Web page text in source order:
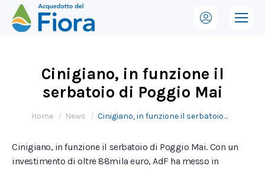
Cinigiano, in funzione il
serbatoio di Poggio Mai
Tu sei qui:
Home News Cinigiano, in funzione il serbatoio…
Cinigiano, in funzione il serbatoio di Poggio Mai. Con un
investimento di oltre 88mila euro, AdF ha messo in